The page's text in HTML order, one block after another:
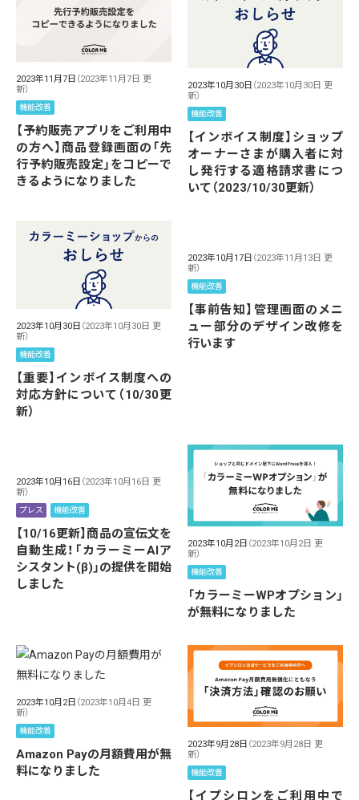
2023年11月7日 （2023年11月7日 更
新）
機能改善
【予約販売アプリをご利用中
の方へ】商品登録画面の「先
行予約販売設定」をコピーで
きるようになりました
2023年10月30日 （2023年10月30日 更
新）
機能改善
【インボイス制度】ショップ
オーナーさまが購入者に対
し発行する適格請求書につ
いて（2023/10/30更新）
2023年10月30日 （2023年10月30日 更
新）
機能改善
【重要】インボイス制度への
対応方針について（10/30更
新）
2023年10月17日 （2023年11月13日 更
新）
機能改善
【事前告知】管理画面のメニ
ュー部分のデザイン改修を
行います
2023年10月16日 （2023年10月16日 更
新）
プレス 機能改善
【10/16更新】商品の宣伝文を
自動生成！「カラーミーAIア
シスタント(β)」の提供を開始
しました
2023年10月2日 （2023年10月2日 更
新）
機能改善
「カラーミーWPオプション」
が無料になりました
2023年10月2日 （2023年10月4日 更
新）
機能改善
Amazon Payの月額費用が無
料になりました
2023年9月28日 （2023年9月28日 更
新）
機能改善
【イプシロンをご利用中で